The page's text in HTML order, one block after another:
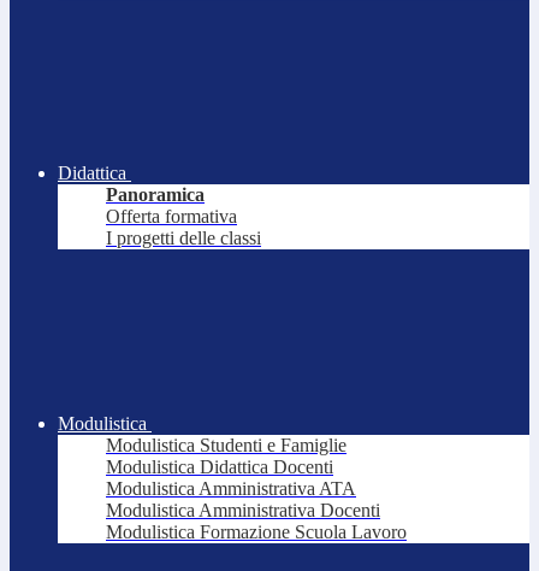
Didattica
Panoramica
Offerta formativa
I progetti delle classi
Modulistica
Modulistica Studenti e Famiglie
Modulistica Didattica Docenti
Modulistica Amministrativa ATA
Modulistica Amministrativa Docenti
Modulistica Formazione Scuola Lavoro